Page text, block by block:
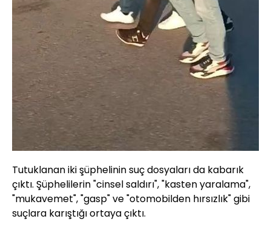
Tutuklanan iki şüphelinin suç dosyaları da kabarık
çıktı. Şüphelilerin "cinsel saldırı", "kasten yaralama",
"mukavemet", "gasp" ve "otomobilden hırsızlık" gibi
suçlara karıştığı ortaya çıktı.